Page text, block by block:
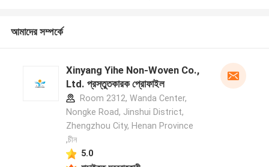
আমাদের সম্পর্কে
Xinyang Yihe Non-Woven Co.,
Ltd. প্রস্তুতকারক প্রোফাইল
Room 2312, Wanda Center,
Nongke Road, Jinshui District,
Zhengzhou City, Henan Province
,চীন
5.0